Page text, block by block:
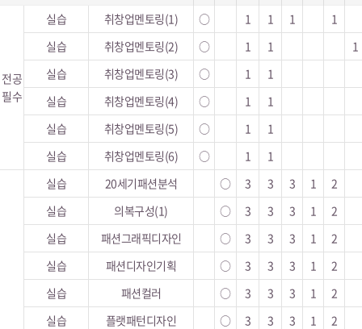
전공
필수
실습 취창업멘토링(1) ○ 1 1 1
1
실습
취창업멘토링(2) ○ 1 1
1
실습
취창업멘토링(3) ○ 1
1
실습
취창업멘토링(4) ○ 1
1
실습
취창업멘토링(5) ○ 1
1
실습
취창업멘토링(6) ○ 1 1
실습 20세기패션분석 ○ 3 3 3 1
2
실습
의복구성(1) ○ 3 3 3 1
2
실습
패션그래픽디자인 ○ 3 3 3 1
2
실습
패션디자인기획 ○ 3 3 3 1
2
실습
패션컬러 ○ 3 3 3 1
2
실습
플랫패턴디자인 ○ 3 3 3 1
2